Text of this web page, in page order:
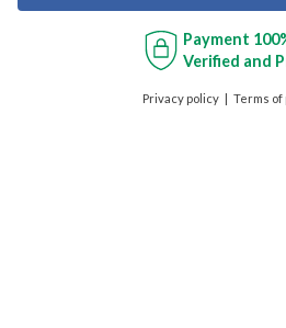
Payment
Verified and
Privacy policy Terms